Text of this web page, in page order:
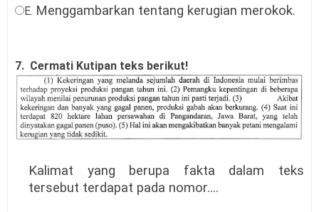
E. Menggambarkan tentang kerugian merokok.
7. Cermati Kutipan teks berikut!
Kalimat yang berupa fakta dalam teks
tersebut terdapat pada nomor….